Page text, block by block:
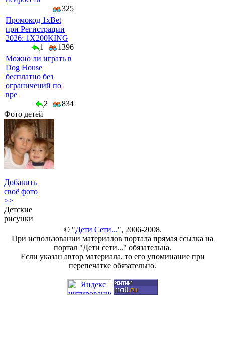
325
Промокод 1xBet
при Регистрации
2026: 1X200KING
1
1396
Можно ли играть в
Dog House
бесплатно без
ограничений по
вре
2
834
Фото детей
Добавить
своё фото
>>
Детские
рисунки
© "Дети Сети...", 2006-2008.
При использовании материалов портала прямая ссылка на
портал "Дети сети..." обязательна.
Если указан автор материала, то его упоминание при
перепечатке обязательно.